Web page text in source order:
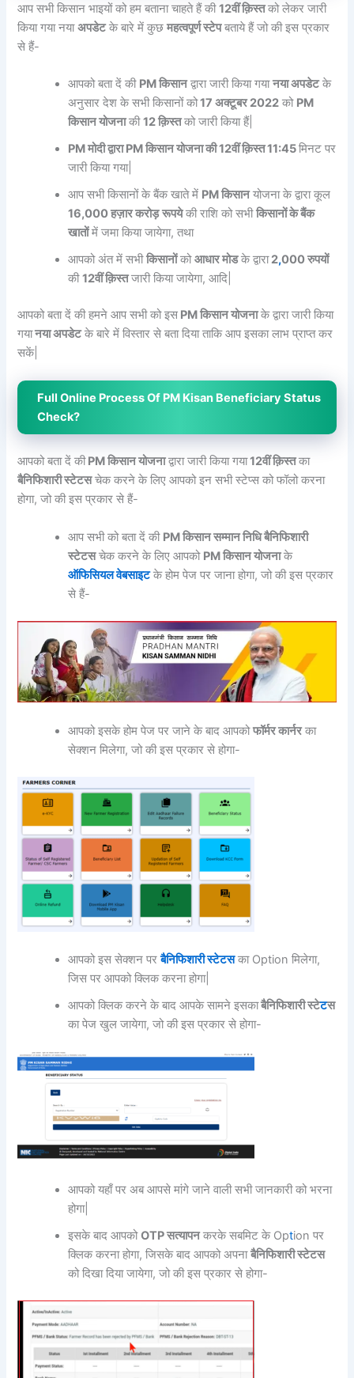
आप सभी किसान भाइयों को हम बताना चाहते हैं की12वीं क़िस्तको लेकर जारी
किया गया नयाअपडेटके बारे में कुछमहत्वपूर्ण स्टेपबताये हैं जो की इस प्रकार
से हैं-
आपको बता दें की PM किसानद्वारा जारी किया गयानया अपडेटके
अनुसार देश के सभी किसानों को17 अक्टूबर 2022 को PM
किसान योजनाकी12 क़िस्तको जारी किया हैं|
PM मोदी द्वारा PM किसान योजना की 12वीं क़िस्त 11:45मिनट पर
जारी किया गया|
आप सभी किसानों के बैंक खाते में PM किसानयोजना के द्वारा कूल
16,000 हज़ार करोड़ रूपयेकी राशि को सभीकिसानों के बैंक
खातोंमें जमा किया जायेगा, तथा
आपको अंत में सभीकिसानोंकोआधार मोडके द्वारा2,000 रुपयों
की12वीं क़िस्तजारी किया जायेगा, आदि|
आपको बता दें की हमने आप सभी को इस PM किसान योजनाके द्वारा जारी किया
गयानया अपडेटके बारे में विस्तार से बता दिया ताकि आप इसका लाभ प्राप्त कर
सकें|
Full Online Process Of PM Kisan Beneficiary Status
Check?
आपको बता दें कीPM किसान योजनाद्वारा जारी किया गया12वीं क़िस्तका
बैनिफिशारी स्टेटसचेक करने के लिए आपको इन सभी स्टेप्स को फॉलो करना
होगा, जो की इस प्रकार से हैं-
आप सभी को बता दें की PM किसान सम्मान निधि बैनिफिशारी
स्टेटसचेक करने के लिए आपको PM किसान योजनाके
ऑफिसियल वेबसाइटके होम पेज पर जाना होगा, जो की इस प्रकार
से हैं-
आपको इसके होम पेज पर जाने के बाद आपकोफॉर्मर कार्नरका
सेक्शन मिलेगा, जो की इस प्रकार से होगा-
आपको इस सेक्शन परबैनिफिशारी स्टेटसका Option मिलेगा,
जिस पर आपको क्लिक करना होगा|
आपको क्लिक करने के बाद आपके सामने इसकाबैनिफिशारी स्टेटस
का पेज खुल जायेगा, जो की इस प्रकार से होगा-
आपको यहाँ पर अब आपसे मांगे जाने वाली सभी जानकारी को भरना
होगा|
इसके बाद आपकोOTP सत्यापनकरके सबमिट के Option पर
क्लिक करना होगा, जिसके बाद आपको अपनाबैनिफिशारी स्टेटस
को दिखा दिया जायेगा, जो की इस प्रकार से होगा-